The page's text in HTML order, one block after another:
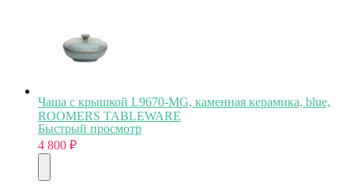
Чаша с крышкой L9670-MG, каменная керамика, blue,
ROOMERS TABLEWARE
Быстрый просмотр
4 800 ₽